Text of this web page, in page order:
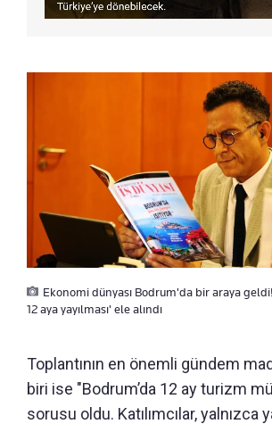
Ekonomi dünyası Bodrum'da bir araya
12 aya yayılması' ele alındı
Toplantının en önemli gündem
biri ise "Bodrum’da 12 ay turizm
sorusu oldu. Katılımcılar, yalnızca